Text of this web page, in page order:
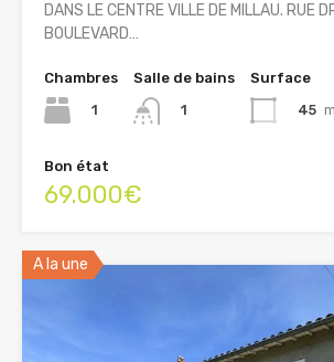
DANS LE CENTRE VILLE DE MILLAU. RUE
BOULEVARD…
Chambres
1
Salle de bains
1
Surface
45
Bon état
69.000€
A la une